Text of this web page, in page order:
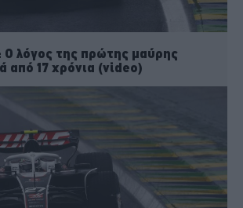
Ο λόγος της πρώτης μαύρης
από 17 χρόνια (video)